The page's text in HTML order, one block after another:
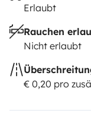
Erlaubt
Rauchen
Nicht erlaubt
€ 0,20 pro